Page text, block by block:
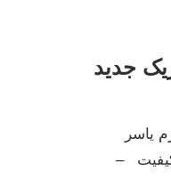
جدید
یاسر
کیفیت –